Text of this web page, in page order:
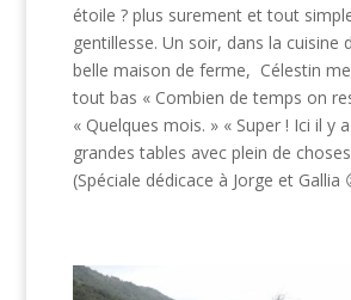
étoile ? plus surement et tout
gentillesse. Un soir, dans la cuisine
belle maison de ferme, Célestin
tout bas « Combien de temps on
« Quelques mois. » « Super ! Ici il y
grandes tables avec plein de
(Spéciale dédicace à Jorge et Gallia